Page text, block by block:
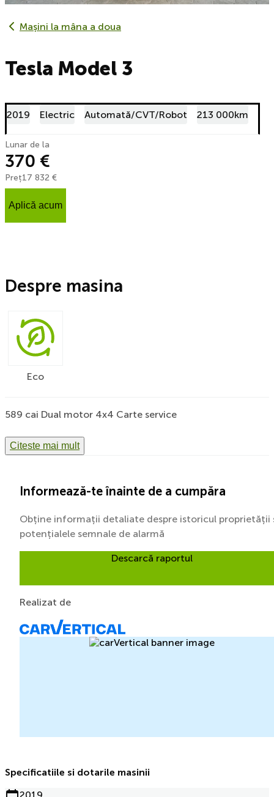
Mașini la mâna a doua
Tesla Model 3
2019 Electric Automată/CVT/Robot 213 000km
Lunar de la
370 €
Preț17 832 €
Aplică acum
Despre masina
Eco
589 cai Dual motor 4x4 Carte service
Citeste mai mult
Informează-te înainte de a cumpăra
Obține informații detaliate despre istoricul proprietății
potențialele semnale de alarmă
Descarcă raportul
Realizat de
Specificatiile si dotarile masinii